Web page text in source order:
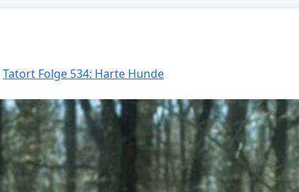
Tatort Folge 534: Harte Hunde